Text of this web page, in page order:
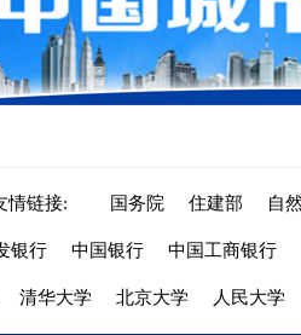
情链接: 国务院 住建部 自
银行 中国银行 中国工商银行
清华大学 北京大学 人民大学